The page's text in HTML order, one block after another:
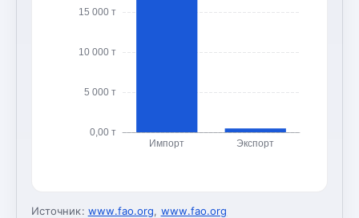
0,00 т
5 000 т
10 000 т
15 000 т
Импорт Экспорт
Источник: www.fao.org, www.fao.org